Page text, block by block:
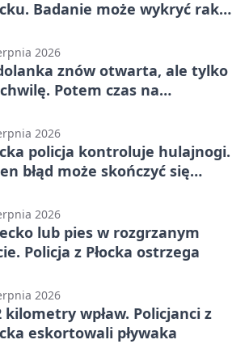
Badanie może wykryć raka,
2026
znów otwarta, ale tylko
Potem czas na
2026
policja kontroluje hulajnogi.
błąd może skończyć się
2026
lub pies w rozgrzanym
Policja z Płocka ostrzega
2026
kilometry wpław. Policjanci z
eskortowali pływaka